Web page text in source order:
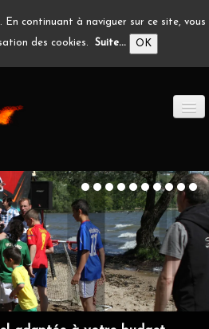
En continuant à naviguer sur ce site, vous
des cookies. Suite... OK